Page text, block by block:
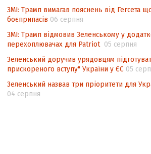
ЗМІ: Трамп вимагав пояснень від Гегсета
боєприпасів 06 серпня
ЗМІ: Трамп відмовив Зеленському у
перехоплювачах для Patriot 05 серпня
Зеленський доручив урядовцям
прискореного вступу" України у ЄС 05
Зеленський назвав три пріоритети для
04 серпня